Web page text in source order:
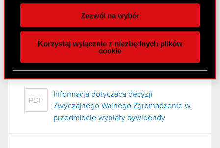
funkcje społecznościowe i analizować ruch w
naszej witrynie. Informacje o tym, jak korzystasz
z naszej witryny, udostępniamy partnerom
społecznościowym, reklamowym i analitycznym.
Partnerzy mogą połączyć te informacje z innymi
danymi otrzymanymi od Ciebie lub uzyskanymi
podczas korzystania z ich usług. Kontynuując
korzystanie z naszej witryny, zgadasz się na
używanie plików cookie.
Zezwól na wybór
Korzystaj wyłącznie z niezbędnych plików
cookie
Temat: Informacja dotycząca decyzji Zwyczajnego
Walnego Zgromadzenie w przedmiocie wypłaty
dywidendy
Podstawa prawna: art. 56 ust. 1 pkt 2 Ustawy o
ofercie – informacje bieżące i okresowe
Treść raportu: Zarząd CD PROJEKT S.A. (dalej
PDF
Informacja dotycząca decyzji
Zwyczajnego Walnego Zgromadzenie w
przedmiocie wypłaty dywidendy